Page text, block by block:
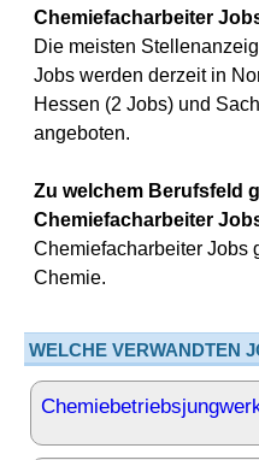
Chemiefacharbeiter
Die meisten
Jobs werden derzeit in
Hessen (2 Jobs) und
angeboten.
Zu welchem Berufsfeld
Chemiefacharbeiter
Chemiefacharbeiter Jobs
Chemie.
WELCHE VERWANDTEN